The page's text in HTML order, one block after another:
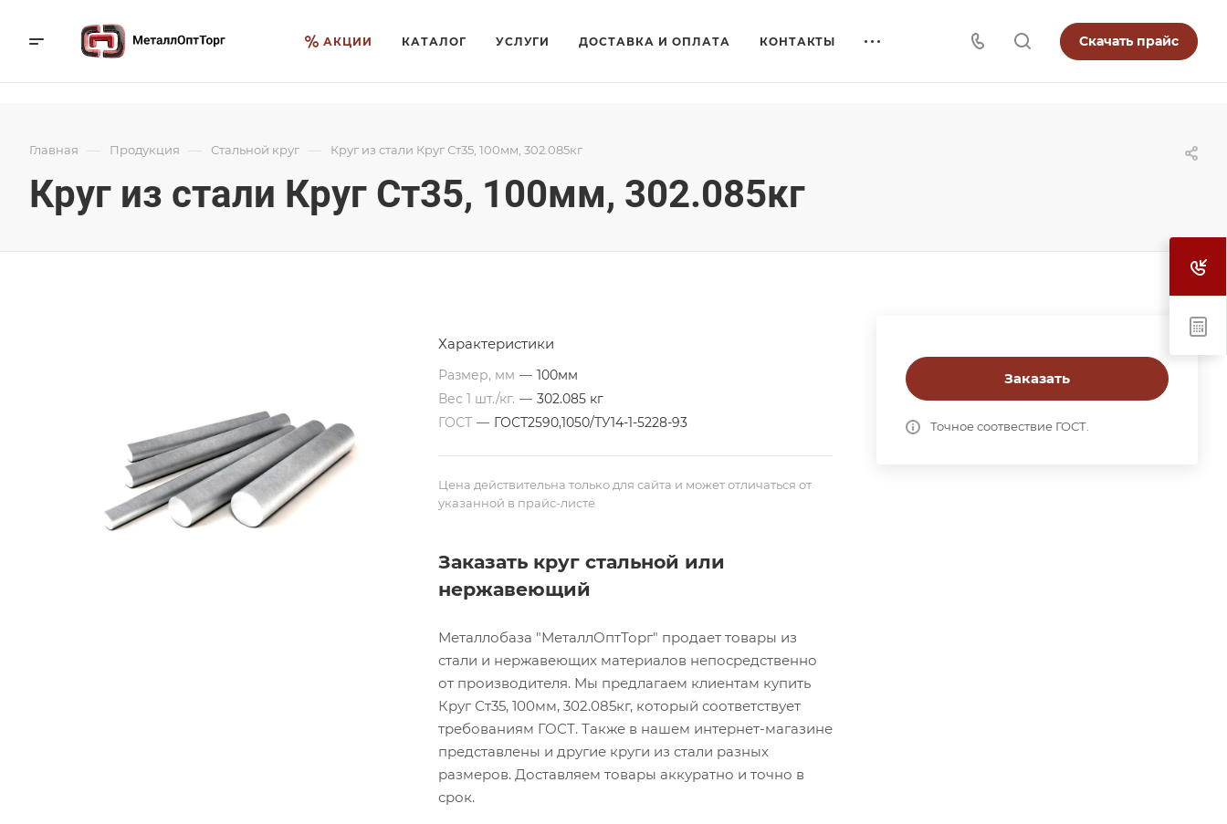
АКЦИИ КАТАЛОГ УСЛУГИ ДОСТАВКА И ОПЛАТА КОНТАКТЫ Скачать прайс
Главная — Продукция — Стальной круг — Круг из стали Круг Ст35, 100мм, 302.085кг
Круг из стали Круг Ст35, 100мм, 302.085кг
Заказать
Точное соотвествие ГОСТ.
Характеристики
Размер, мм — 100мм
Вес 1 шт./кг. — 302.085 кг
ГОСТ — ГОСТ2590,1050/ТУ14-1-5228-93
Цена действительна только для сайта и может отличаться от
указанной в прайс-листе
Заказать круг стальной или
нержавеющий
Металлобаза "МеталлОптТорг" продает товары из
стали и нержавеющих материалов непосредственно
от производителя. Мы предлагаем клиентам купить
Круг Ст35, 100мм, 302.085кг, который соответствует
требованиям ГОСТ. Также в нашем интернет-магазине
представлены и другие круги из стали разных
размеров. Доставляем товары аккуратно и точно в
срок.